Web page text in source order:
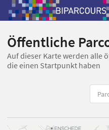
Öffentliche
Auf dieser Karte werden alle
die einen Startpunkt haben